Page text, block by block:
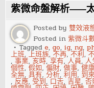
師
多
是
佛
教
徒？
紫微命盤解析——
Posted by雙效液
Posted in紫微斗
Taggede,go, ig, ng,
上班,上班族,不再,不利,
,事業,亥時,享有,人員,人
個性,假如,偏財,做事,健
全無,具有,分析,利用, 到
, 反應, 受到, 口舌,吉星,否